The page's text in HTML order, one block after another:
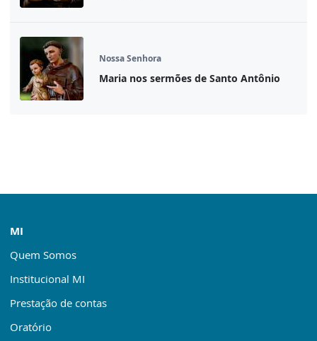
Nossa Senhora
Maria nos sermões de Santo Antônio
MI
Quem Somos
Institucional MI
Prestação de contas
Oratório